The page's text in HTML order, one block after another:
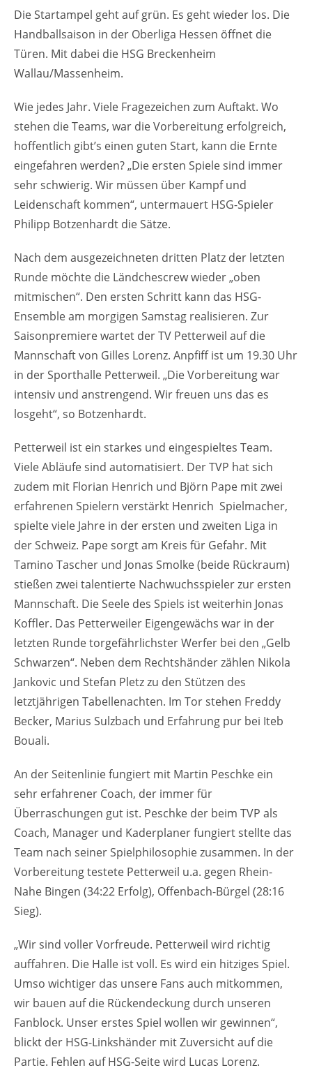
Die Startampel geht auf grün. Es geht wieder los. Die
Handballsaison in der Oberliga Hessen öffnet die
Türen. Mit dabei die HSG Breckenheim
Wallau/Massenheim.
Wie jedes Jahr. Viele Fragezeichen zum Auftakt. Wo
stehen die Teams, war die Vorbereitung erfolgreich,
hoffentlich gibt’s einen guten Start, kann die Ernte
eingefahren werden? „Die ersten Spiele sind immer
sehr schwierig. Wir müssen über Kampf und
Leidenschaft kommen“, untermauert HSG-Spieler
Philipp Botzenhardt die Sätze.
Nach dem ausgezeichneten dritten Platz der letzten
Runde möchte die Ländchescrew wieder „oben
mitmischen“. Den ersten Schritt kann das HSG-
Ensemble am morgigen Samstag realisieren. Zur
Saisonpremiere wartet der TV Petterweil auf die
Mannschaft von Gilles Lorenz. Anpfiff ist um 19.30 Uhr
in der Sporthalle Petterweil. „Die Vorbereitung war
intensiv und anstrengend. Wir freuen uns das es
losgeht“, so Botzenhardt.
Petterweil ist ein starkes und eingespieltes Team.
Viele Abläufe sind automatisiert. Der TVP hat sich
zudem mit Florian Henrich und Björn Pape mit zwei
erfahrenen Spielern verstärkt Henrich Spielmacher,
spielte viele Jahre in der ersten und zweiten Liga in
der Schweiz. Pape sorgt am Kreis für Gefahr. Mit
Tamino Tascher und Jonas Smolke (beide Rückraum)
stießen zwei talentierte Nachwuchsspieler zur ersten
Mannschaft. Die Seele des Spiels ist weiterhin Jonas
Koffler. Das Petterweiler Eigengewächs war in der
letzten Runde torgefährlichster Werfer bei den „Gelb
Schwarzen“. Neben dem Rechtshänder zählen Nikola
Jankovic und Stefan Pletz zu den Stützen des
letztjährigen Tabellenachten. Im Tor stehen Freddy
Becker, Marius Sulzbach und Erfahrung pur bei Iteb
Bouali.
An der Seitenlinie fungiert mit Martin Peschke ein
sehr erfahrener Coach, der immer für
Überraschungen gut ist. Peschke der beim TVP als
Coach, Manager und Kaderplaner fungiert stellte das
Team nach seiner Spielphilosophie zusammen. In der
Vorbereitung testete Petterweil u.a. gegen Rhein-
Nahe Bingen (34:22 Erfolg), Offenbach-Bürgel (28:16
Sieg).
„Wir sind voller Vorfreude. Petterweil wird richtig
auffahren. Die Halle ist voll. Es wird ein hitziges Spiel.
Umso wichtiger das unsere Fans auch mitkommen,
wir bauen auf die Rückendeckung durch unseren
Fanblock. Unser erstes Spiel wollen wir gewinnen“,
blickt der HSG-Linkshänder mit Zuversicht auf die
Partie. Fehlen auf HSG-Seite wird Lucas Lorenz.